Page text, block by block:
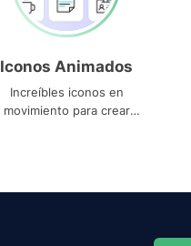
Iconos Animados
Increíbles iconos en
movimiento para crear